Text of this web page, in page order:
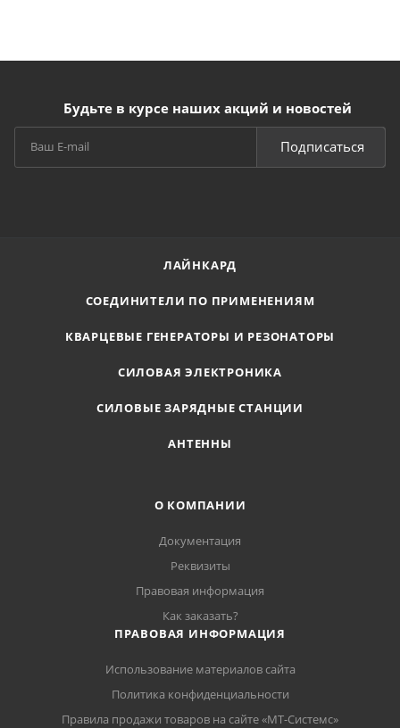
Будьте в курсе наших акций и новостей
Подписаться
ЛАЙНКАРД
СОЕДИНИТЕЛИ ПО ПРИМЕНЕНИЯМ
КВАРЦЕВЫЕ ГЕНЕРАТОРЫ И РЕЗОНАТОРЫ
СИЛОВАЯ ЭЛЕКТРОНИКА
СИЛОВЫЕ ЗАРЯДНЫЕ СТАНЦИИ
АНТЕННЫ
О КОМПАНИИ
Документация
Реквизиты
Правовая информация
Как заказать?
ПРАВОВАЯ ИНФОРМАЦИЯ
Использование материалов сайта
Политика конфиденциальности
Правила продажи товаров на сайте «МТ-Системс»